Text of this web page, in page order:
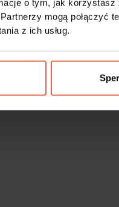
o tym, jak
mogą połączyć
z ich usług.
Front standardowy
ZAPROJEKTUJ